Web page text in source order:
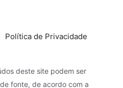
Política de Privacidade
deste site podem ser
fonte, de acordo com a